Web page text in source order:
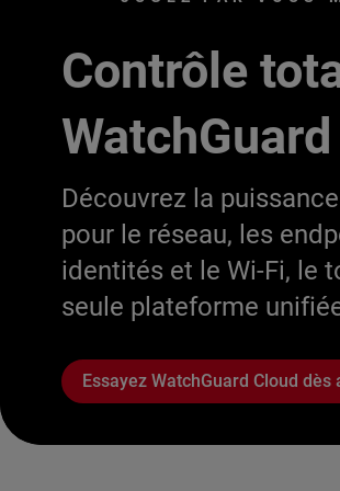
Contrôle
Découvrez la
pour le réseau, les
identités et le Wi-Fi, le
seule plateforme
Essayez WatchGuard Cloud dès